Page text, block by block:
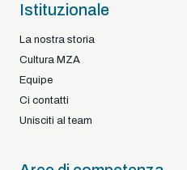
Istituzionale
La nostra storia
Cultura MZA
Equipe
Ci contatti
Unisciti al team